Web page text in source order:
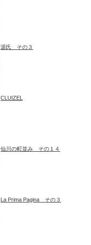
源氏 その３
CLUIZEL
仙川の町並み その１４
La Prima Pagina その３